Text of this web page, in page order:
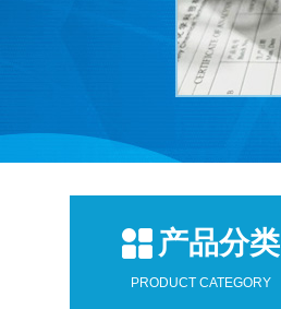
产品分类
PRODUCT CATEGORY